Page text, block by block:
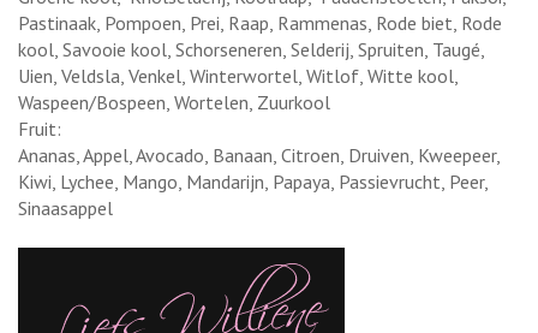
Pastinaak, Pompoen, Prei, Raap, Rammenas, Rode biet, Rode
kool, Savooie kool, Schorseneren, Selderij, Spruiten, Taugé,
Uien, Veldsla, Venkel, Winterwortel, Witlof, Witte kool,
Waspeen/Bospeen, Wortelen, Zuurkool
Fruit:
Ananas, Appel, Avocado, Banaan, Citroen, Druiven, Kweepeer,
Kiwi, Lychee, Mango, Mandarijn, Papaya, Passievrucht, Peer,
Sinaasappel